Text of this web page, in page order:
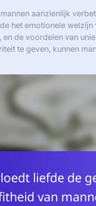
aanzienlijk
het emotionele
de voordelen van
te geven, kunnen